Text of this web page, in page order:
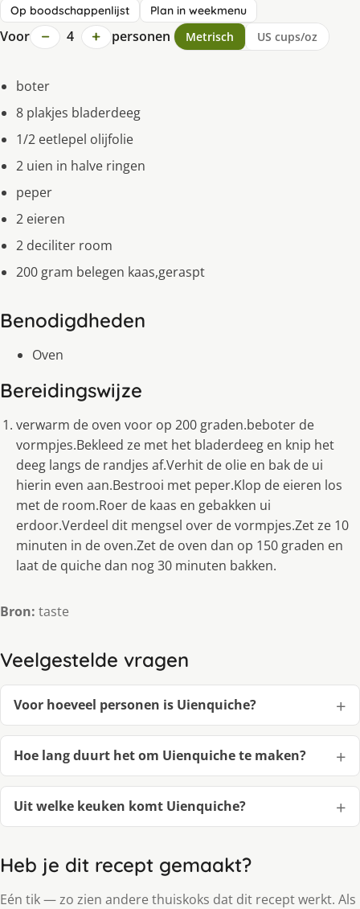
Op boodschappenlijst Plan in weekmenu
Voor − 4 + personen Metrisch US cups/oz
boter
8 plakjes bladerdeeg
1/2 eetlepel olijfolie
2 uien in halve ringen
peper
2 eieren
2 deciliter room
200 gram belegen kaas,geraspt
Benodigdheden
Oven
Bereidingswijze
verwarm de oven voor op 200 graden.beboter de
vormpjes.Bekleed ze met het bladerdeeg en knip het
deeg langs de randjes af.Verhit de olie en bak de ui
hierin even aan.Bestrooi met peper.Klop de eieren los
met de room.Roer de kaas en gebakken ui
erdoor.Verdeel dit mengsel over de vormpjes.Zet ze 10
minuten in de oven.Zet de oven dan op 150 graden en
laat de quiche dan nog 30 minuten bakken.
Bron: taste
Veelgestelde vragen
Voor hoeveel personen is Uienquiche?
Hoe lang duurt het om Uienquiche te maken?
Uit welke keuken komt Uienquiche?
Heb je dit recept gemaakt?
Eén tik — zo zien andere thuiskoks dat dit recept werkt. Als